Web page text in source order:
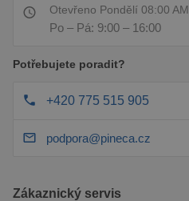
Otevřeno Pondělí 08:00 AM
Po – Pá: 9:00 – 16:00
Potřebujete poradit?
+420 775 515 905
podpora@pineca.cz
Zákaznický servis